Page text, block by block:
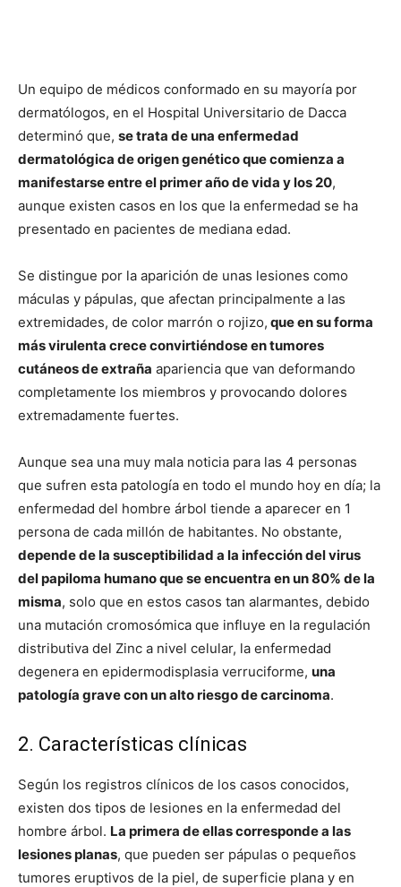
Un equipo de médicos conformado en su mayoría por
dermatólogos, en el Hospital Universitario de Dacca
determinó que, se trata de una enfermedad
dermatológica de origen genético que comienza a
manifestarse entre el primer año de vida y los 20,
aunque existen casos en los que la enfermedad se ha
presentado en pacientes de mediana edad.
Se distingue por la aparición de unas lesiones como
máculas y pápulas, que afectan principalmente a las
extremidades, de color marrón o rojizo, que en su forma
más virulenta crece convirtiéndose en tumores
cutáneos de extraña apariencia que van deformando
completamente los miembros y provocando dolores
extremadamente fuertes.
Aunque sea una muy mala noticia para las 4 personas
que sufren esta patología en todo el mundo hoy en día; la
enfermedad del hombre árbol tiende a aparecer en 1
persona de cada millón de habitantes. No obstante,
depende de la susceptibilidad a la infección del virus
del papiloma humano que se encuentra en un 80% de la
misma, solo que en estos casos tan alarmantes, debido
una mutación cromosómica que influye en la regulación
distributiva del Zinc a nivel celular, la enfermedad
degenera en epidermodisplasia verruciforme, una
patología grave con un alto riesgo de carcinoma.
2. Características clínicas
Según los registros clínicos de los casos conocidos,
existen dos tipos de lesiones en la enfermedad del
hombre árbol. La primera de ellas corresponde a las
lesiones planas, que pueden ser pápulas o pequeños
tumores eruptivos de la piel, de superficie plana y en